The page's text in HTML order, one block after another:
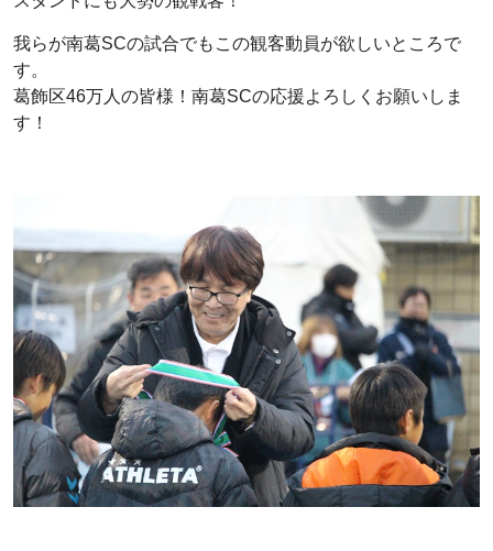
我らが南葛SCの試合でもこの観客動員が欲しいところで
す。
葛飾区46万人の皆様！南葛SCの応援よろしくお願いしま
す！